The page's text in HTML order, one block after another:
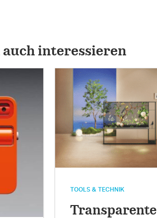
auch interessieren
TOOLS & TECHNIK
Transparente